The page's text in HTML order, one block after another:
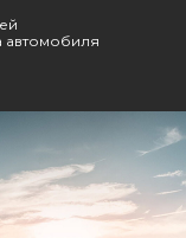
автомобиля